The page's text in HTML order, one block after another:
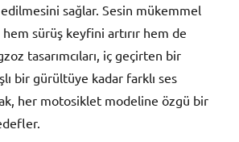
edilmesini sağlar. Sesin mükemmel
hem sürüş keyfini artırır hem de
tasarımcıları, iç geçirten bir
bir gürültüye kadar farklı ses
her motosiklet modeline özgü bir